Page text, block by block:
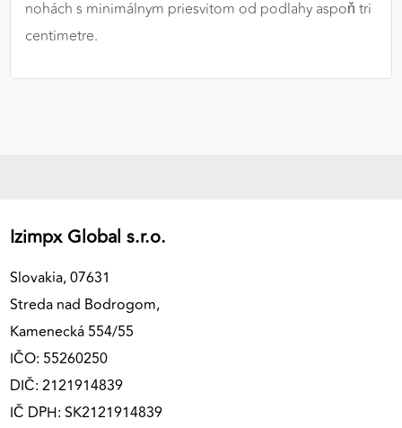
nohách s minimálnym priesvitom od podlahy aspoň tri
centimetre.
Izimpx Global s.r.o.
Slovakia, 07631
Streda nad Bodrogom,
Kamenecká 554/55
IČO: 55260250
DIČ: 2121914839
IČ DPH: SK2121914839